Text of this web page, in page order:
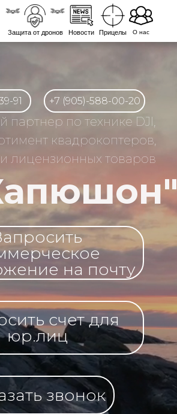
Защита от дронов Новости Прицелы О нас
по технике DJI,
квадрокоптеров,
лицензионных товаров
звонок
на почту
счет для
юр.лиц
91 +7 (905)-588-00-20